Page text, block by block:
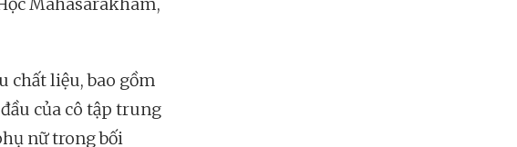
Mahasarakham,
chất liệu, bao gồm
của cô tập trung
nữ trong bối